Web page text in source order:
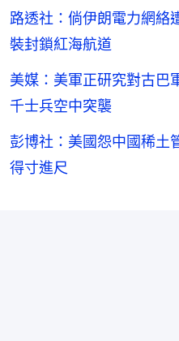
路透社：倘伊朗電力網
裝封鎖紅海航道
美媒：美軍正研究對古
千士兵空中突襲
彭博社：美國怨中國稀
得寸進尺